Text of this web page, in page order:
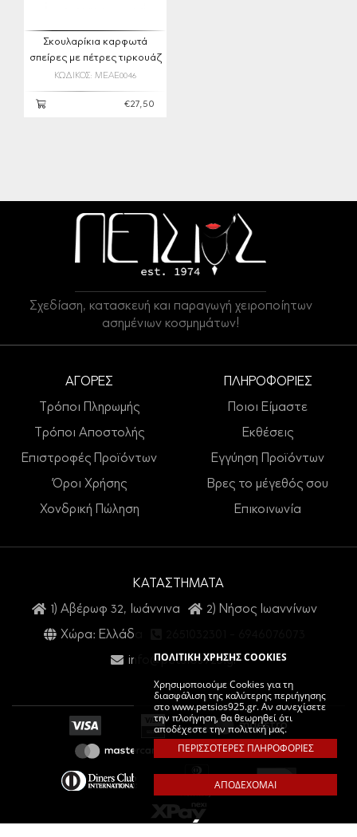
ΠΟΛΙΤΙΚΗ ΧΡΗΣΗΣ COOKIES
Χρησιμοποιούμε Cookies για τη
διασφάλιση της καλύτερης περιήγησης
στο www.petsios925.gr. Αν συνεχίσετε
την πλοήγηση, θα θεωρηθεί ότι
αποδέχεστε την πολιτική μας.
ΠΕΡΙΣΣΟΤΕΡΕΣ ΠΛΗΡΟΦΟΡΙΕΣ
ΑΠΟΔΕΧΟΜΑΙ
Σκουλαρίκια καρφωτά
σπείρες με πέτρες τιρκουάζ
ΚΩΔΙΚΟΣ: MEAE0046
€27,50
Σχεδίαση, κατασκευή και παραγωγή χειροποίητων
ασημένιων κοσμημάτων!
ΑΓΟΡΕΣ
Τρόποι Πληρωμής
Τρόποι Αποστολής
Επιστροφές Προϊόντων
Όροι Χρήσης
Χονδρική Πώληση
ΠΛΗΡΟΦΟΡΙΕΣ
Ποιοι Είμαστε
Εκθέσεις
Εγγύηση Προϊόντων
Βρες το μέγεθός σου
Επικοινωνία
ΚΑΤΑΣΤΗΜΑΤΑ
1) Αβέρωφ 32, Ιωάννινα
2) Νήσος Ιωαννίνων
Χώρα: Ελλάδα
info@petsios925.gr